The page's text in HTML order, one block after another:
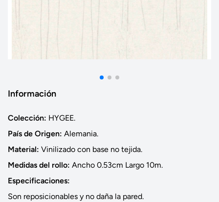
Información
Colección: HYGEE.
País de Origen: Alemania.
Material: Vinilizado con base no tejida.
Medidas del rollo: Ancho 0.53cm Largo 10m.
Especificaciones:
Son reposicionables y no daña la pared.